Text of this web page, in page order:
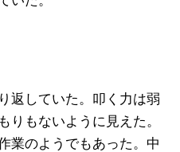
返していた。叩く力は弱
りもないように見えた。
業のようでもあった。中